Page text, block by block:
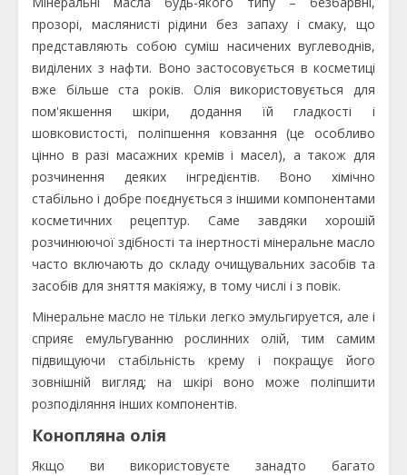
прозорі, маслянисті рідини без запаху і смаку, що
представляють собою суміш насичених вуглеводнів,
виділених з нафти. Воно застосовується в косметиці
вже більше ста років. Олія використовується для
пом'якшення шкіри, додання їй гладкості і
шовковистості, поліпшення ковзання (це особливо
цінно в разі масажних кремів і масел), а також для
розчинення деяких інгредієнтів. Воно хімічно
стабільно і добре поєднується з іншими компонентами
косметичних рецептур. Саме завдяки хорошій
розчинюючої здібності та інертності мінеральне масло
часто включають до складу очищувальних засобів та
засобів для зняття макіяжу, в тому числі і з повік.
Мінеральне масло не тільки легко эмульгируется, але і
сприяє емульгуванню рослинних олій, тим самим
підвищуючи стабільність крему і покращує його
зовнішній вигляд; на шкірі воно може поліпшити
розподіляння інших компонентів.
Конопляна олія
Якщо ви використовуєте занадто багато